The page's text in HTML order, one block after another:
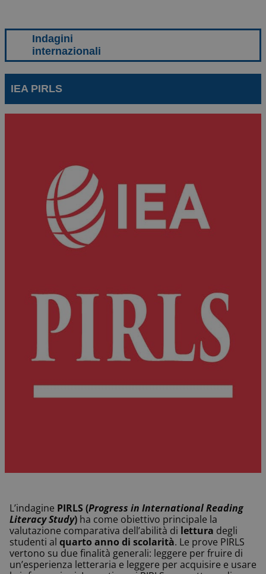
IEA PIRLS
L’indagine PIRLS (Progress in International Reading
Literacy Study) ha come obiettivo principale la
valutazione comparativa dell’abilità di lettura degli
studenti al quarto anno di scolarità. Le prove PIRLS
vertono su due finalità generali: leggere per fruire di
un’esperienza letteraria e leggere per acquisire e usare